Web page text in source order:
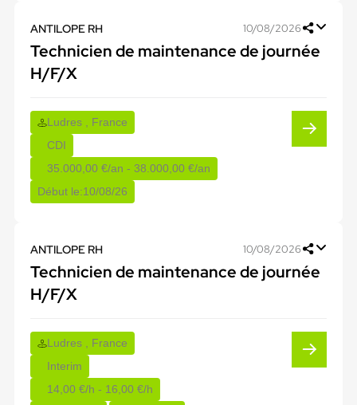
ANTILOPE RH 10/08/2026
Technicien de maintenance de journée
H/F/X
Ludres , France
CDI
35.000,00 €/an - 38.000,00 €/an
Début le:10/08/26
ANTILOPE RH 10/08/2026
Technicien de maintenance de journée
H/F/X
Ludres , France
Interim
14,00 €/h - 16,00 €/h